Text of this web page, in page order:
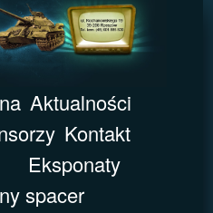
Aktualności
Kontakt
Eksponaty
spacer